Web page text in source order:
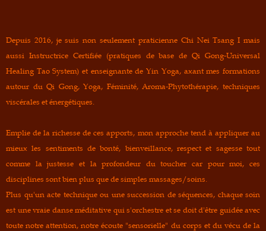
Depuis 2016, je suis non seulement praticienne Chi Nei Tsang I mais
aussi Instructrice Certifiée (pratiques de base de Qi Gong-Universal
Healing Tao System) et enseignante de Yin Yoga, axant mes formations
autour du Qi Gong, Yoga, Féminité, Aroma-Phytothérapie, techniques
viscérales et énergétiques.
Emplie de la richesse de ces apports, mon approche tend à appliquer au
mieux les sentiments de bonté, bienveillance, respect et sagessetout
comme la justesse et la profondeur du toucher car pour moi, ces
disciplines sont bien plus que de simples massages/soins.
Plus qu'un acte technique ou une succession de séquences, chaque soin
est unevraie danse méditative qui s'orchestre et se doit d'être guidée avec
toute notreattention, notreécoute "sensorielle" du corps et du vécu de la